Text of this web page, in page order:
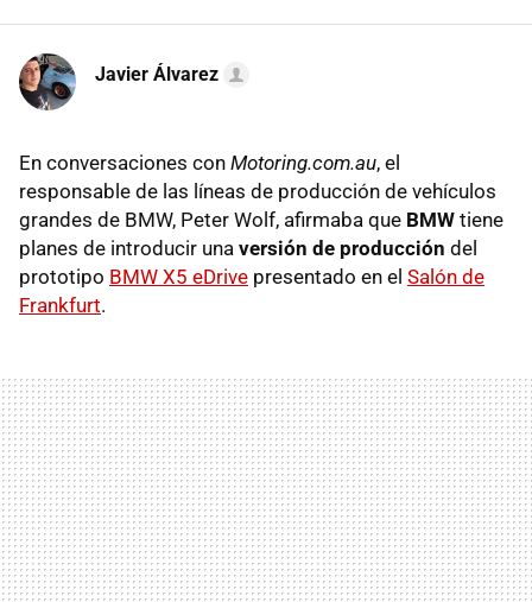
Javier Álvarez
En conversaciones con Motoring.com.au, el
responsable de las líneas de producción de vehículos
grandes de BMW, Peter Wolf, afirmaba que BMW tiene
planes de introducir una versión de producción del
prototipo BMW X5 eDrive presentado en el Salón de
Frankfurt.